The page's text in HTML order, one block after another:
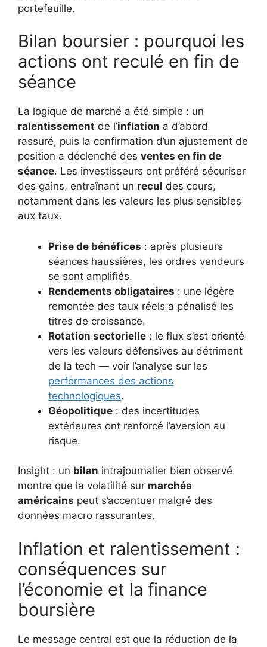
portefeuille.
Bilan boursier : pourquoi les
actions ont reculé en fin de
séance
La logique de marché a été simple : un
ralentissement de l’inflation a d’abord
rassuré, puis la confirmation d’un ajustement de
position a déclenché des ventes en fin de
séance. Les investisseurs ont préféré sécuriser
des gains, entraînant un recul des cours,
notamment dans les valeurs les plus sensibles
aux taux.
Prise de bénéfices : après plusieurs
séances haussières, les ordres vendeurs
se sont amplifiés.
Rendements obligataires : une légère
remontée des taux réels a pénalisé les
titres de croissance.
Rotation sectorielle : le flux s’est orienté
vers les valeurs défensives au détriment
de la tech — voir l’analyse sur les
performances des actions
technologiques.
Géopolitique : des incertitudes
extérieures ont renforcé l’aversion au
risque.
Insight : un bilan intrajournalier bien observé
montre que la volatilité sur marchés
américains peut s’accentuer malgré des
données macro rassurantes.
Inflation et ralentissement :
conséquences sur
l’économie et la finance
boursière
Le message central est que la réduction de la